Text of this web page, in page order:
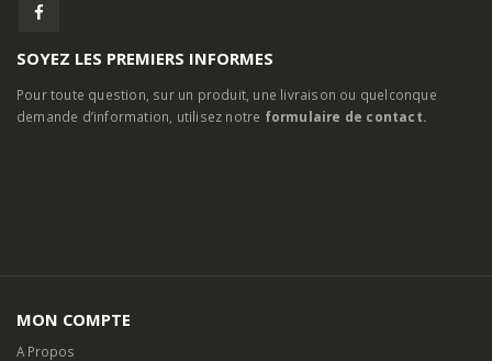
SOYEZ LES PREMIERS INFORMES
Pour toute question, sur un produit, une livraison ou quelconque
demande d’information, utilisez notre formulaire de contact.
MON COMPTE
A Propos